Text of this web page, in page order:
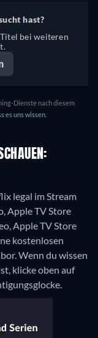
hast?
bei weiteren
Dienste nach diesem
es uns wissen.
legal im Stream
Apple TV Store
Apple TV Store
kostenlosen
Wenn du wissen
klicke oben auf